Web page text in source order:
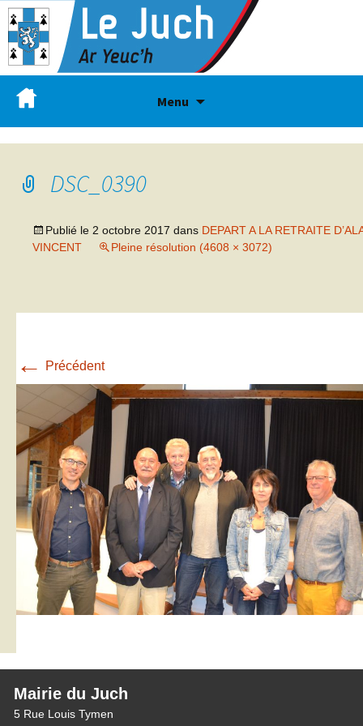
Menu
DSC_0390
Publié le 2 octobre 2017 dans DEPART A LA RETRAITE
VINCENT
Pleine résolution (4608 × 3072)
← Précédent
Mairie du Juch
5 Rue Louis Tymen